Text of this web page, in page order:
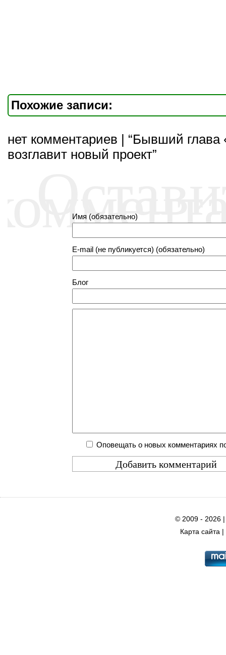
Похожие записи:
нет комментариев | “Бывший глава
возглавит новый проект”
Имя (обязательно)
E-mail (не публикуется) (обязательно)
Блог
Оповещать о новых комментариях
© 2009 - 2026
Карта сайта